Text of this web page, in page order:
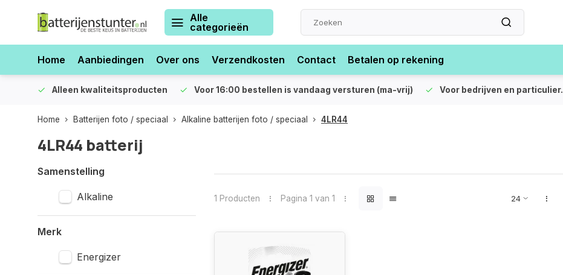
Alle
categorieën
Home Aanbiedingen Over ons Verzendkosten Contact Betalen op rekening
Alleen kwaliteitsproducten Voor 16:00 bestellen is vandaag versturen (ma-vrij) Voor bedrijven en particulier.
Home Batterijen foto / speciaal Alkaline batterijen foto / speciaal 4LR44
4LR44 batterij
Samenstelling
Alkaline
Merk
Energizer
1 Producten Pagina 1 van 1